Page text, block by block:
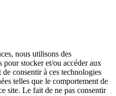
nous utilisons des
pour stocker et/ou accéder aux
consentir à ces technologies
telles que le comportement de
site. Le fait de ne pas consentir